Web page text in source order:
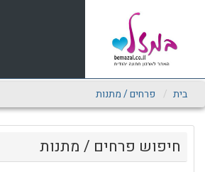
מַעֲרֶכֶת
בִּקְלִיק
בית פרחים / מתנות
חיפוש פרחים / מתנות